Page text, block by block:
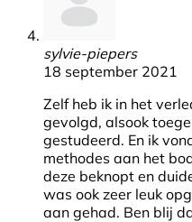
sylvie-piepers
18 september 2021
Zelf heb ik in het
gevolgd, alsook
gestudeerd. En ik
methodes aan het
deze beknopt en
was ook zeer leuk
aan gehad. Ben blij